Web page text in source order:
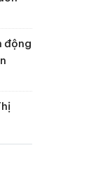
động